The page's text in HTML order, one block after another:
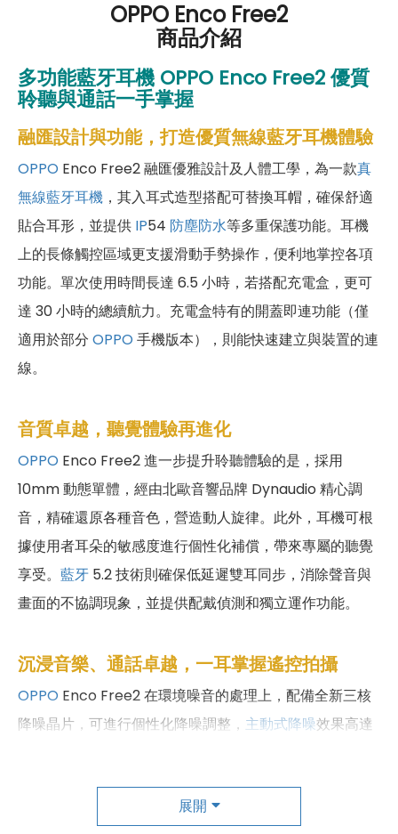
OPPO Enco Free2
商品介紹
多功能藍牙耳機 OPPO Enco Free2優質
聆聽與通話一手掌握
融匯設計與功能，打造優質無線藍牙耳機體驗
OPPO Enco Free2 融匯優雅設計及人體工學，為一款真
無線藍牙耳機 ，其入耳式造型搭配可替換耳帽，確保舒適
貼合耳形，並提供 IP54 防塵防水等多重保護功能。耳機
上的長條觸控區域更支援滑動手勢操作，便利地掌控各項
功能。單次使用時間長達 6.5 小時，若搭配充電盒，更可
達 30 小時的總續航力。充電盒特有的開蓋即連功能（僅
適用於部分 OPPO 手機版本），則能快速建立與裝置的連
線。
音質卓越，聽覺體驗再進化
OPPO Enco Free2 進一步提升聆聽體驗的是，採用
10mm 動態單體，經由北歐音響品牌 Dynaudio 精心調
音，精確還原各種音色，營造動人旋律。此外，耳機可根
據使用者耳朵的敏感度進行個性化補償，帶來專屬的聽覺
享受。 藍牙 5.2 技術則確保低延遲雙耳同步，消除聲音與
畫面的不協調現象，並提供配戴偵測和獨立運作功能。
沉浸音樂、通話卓越，一耳掌握遙控拍攝
OPPO Enco Free2 在環境噪音的處理上，配備全新三核
降噪晶片，可進行個性化降噪調整， 主動式降噪效果高達
感知周圍環境的動態，方便與人交談。最後，
展開